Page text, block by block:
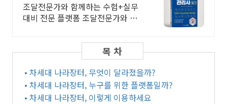
조달전문가와 함께하는 수험+실무
대비 전문 플랫폼 조달전문가와 함
• 차세대 나라장터, 무엇이 달라졌을까?
• 차세대 나라장터, 누구를 위한 플랫폼일까?
• 차세대 나라장터, 이렇게 이용하세요